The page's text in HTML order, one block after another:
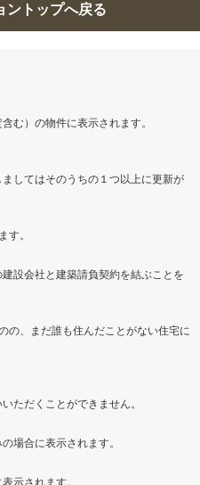
ントップへ戻る
む）の物件に表示されます。
してはそのうちの１つ以上に更新が
。
設会社と建築請負契約を結ぶことを
の、まだ誰も住んだことがない住宅に
ただくことができません。
場合に表示されます。
示されます。